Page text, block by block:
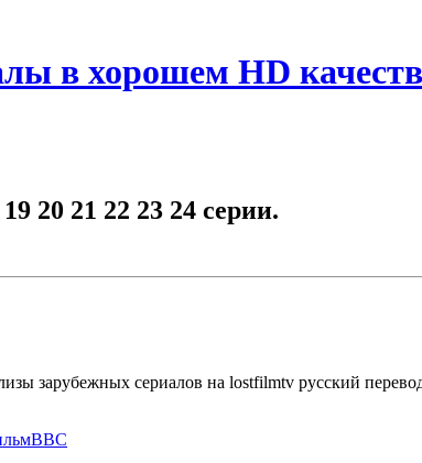
в хорошем HD
20 21 22 23 24 серии.
зарубежных сериалов на lostfilmtv русский